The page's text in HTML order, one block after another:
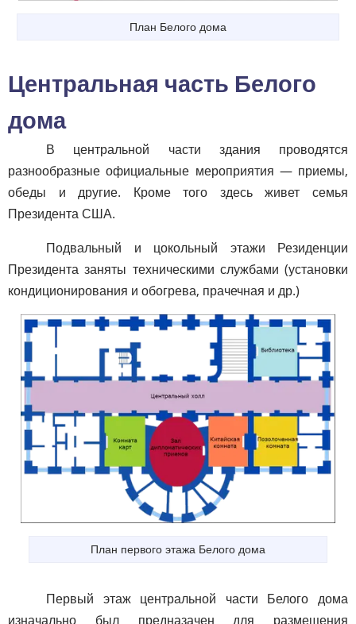
План Белого дома
Центральная часть Белого
дома
В центральной части здания проводятся
разнообразные официальные мероприятия — приемы,
обеды и другие. Кроме того здесь живет семья
Президента США.
Подвальный и цокольный этажи Резиденции
Президента заняты техническими службами (установки
кондиционирования и обогрева, прачечная и др.)
План первого этажа Белого дома
Первый этаж центральной части Белого дома
изначально был предназачен для размещения